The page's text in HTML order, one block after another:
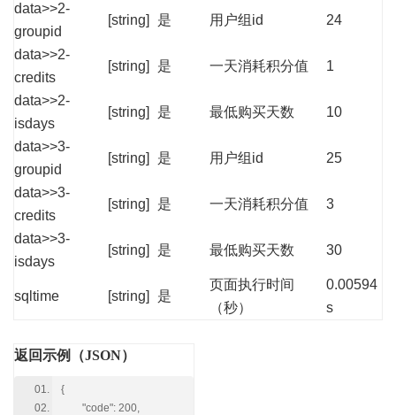
data>>2-
groupid
[string] 是 用户组id 24
data>>2-
credits
[string] 是 一天消耗积分值 1
data>>2-
isdays
[string] 是 最低购买天数 10
data>>3-
groupid
[string] 是 用户组id 25
data>>3-
credits
[string] 是 一天消耗积分值 3
data>>3-
isdays
[string] 是 最低购买天数 30
sqltime [string] 是
页面执行时间
（秒）
0.00594
s
返回示例（JSON）
{
"code": 200,